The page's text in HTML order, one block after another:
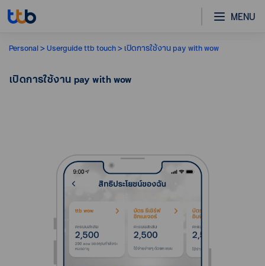
MENU
Personal Userguide ttb touch เปิดการใช้งาน pay with wow
เปิดการใช้งาน pay with wow